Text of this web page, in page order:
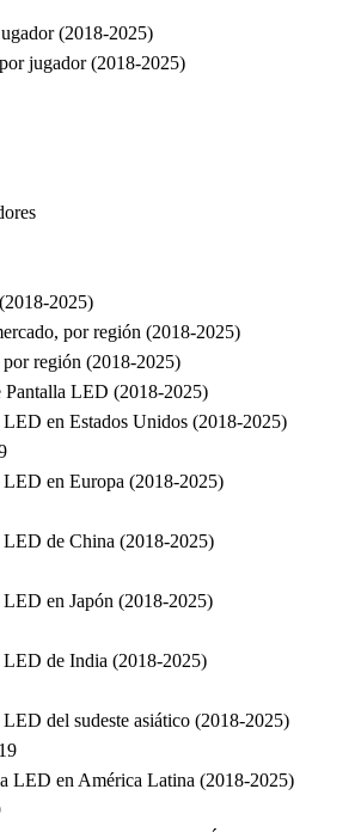
(2018-2025)
jugador (2018-2025)
2025)
por región (2018-2025)
región (2018-2025)
Pantalla LED (2018-2025)
en Estados Unidos (2018-2025)
LED en Europa (2018-2025)
LED de China (2018-2025)
LED en Japón (2018-2025)
LED de India (2018-2025)
del sudeste asiático (2018-2025)
LED en América Latina (2018-2025)